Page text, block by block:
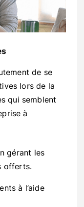
de se
lors de la
qui semblent
à
gérant les
offerts.
à l’aide